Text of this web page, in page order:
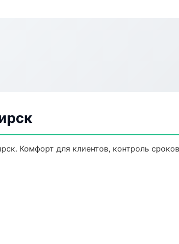
Комфорт для клиентов, контроль